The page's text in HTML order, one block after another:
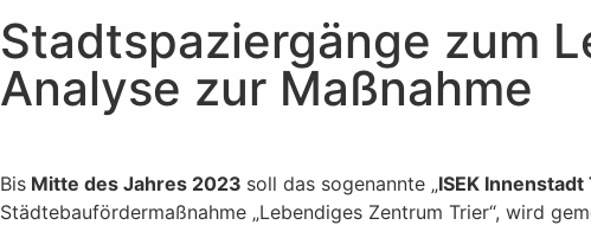
Stadtspaziergänge zum
Analyse zur Maßnahme
Bis Mitte des Jahres 2023 soll das sogenannte „ISEK Innenstadt
Städtebaufördermaßnahme „Lebendiges Zentrum Trier“, wird